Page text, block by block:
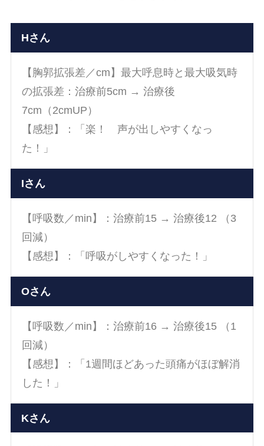
Hさん
【胸郭拡張差／cm】最大呼息時と最大吸気時
の拡張差：治療前5cm → 治療後
7cm（2cmUP）
【感想】：「楽！ 声が出しやすくなっ
た！」
Iさん
【呼吸数／min】：治療前15 → 治療後12 （3
回減）
【感想】：「呼吸がしやすくなった！」
Oさん
【呼吸数／min】：治療前16 → 治療後15 （1
回減）
【感想】：「1週間ほどあった頭痛がほぼ解消
した！」
Kさん